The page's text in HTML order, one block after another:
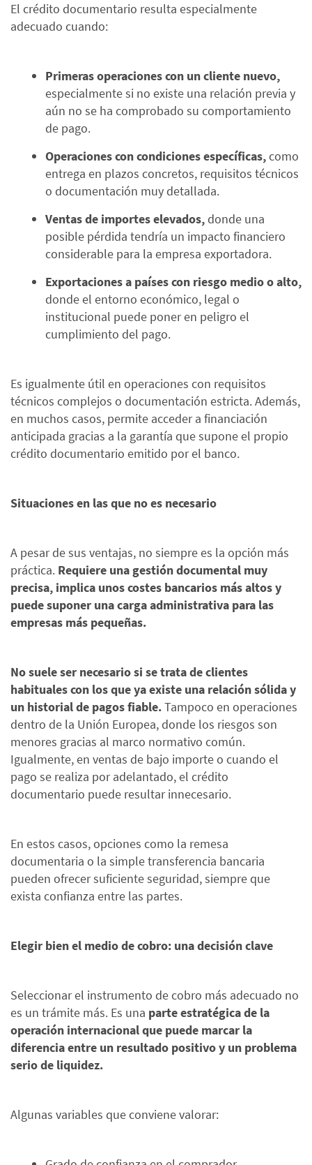
El crédito documentario resulta especialmente
adecuado cuando:
Primeras operaciones con un cliente nuevo,
especialmente si no existe una relación previa y
aún no se ha comprobado su comportamiento
de pago.
Operaciones con condiciones específicas,como
entrega en plazos concretos, requisitos técnicos
o documentación muy detallada.
Ventas de importes elevados,donde una
posible pérdida tendría un impacto financiero
considerable para la empresa exportadora.
Exportaciones a países con riesgo medio o alto,
donde el entorno económico, legal o
institucional puede poner en peligro el
cumplimiento del pago.
Es igualmente útil en operaciones con requisitos
técnicos complejos o documentación estricta. Además,
en muchos casos, permite acceder a financiación
anticipada gracias a la garantía que supone el propio
crédito documentario emitido por el banco.
Situaciones en las que no es necesario
A pesar de sus ventajas, no siempre es la opción más
práctica. Requiere una gestión documental muy
precisa, implica unos costes bancarios más altos y
puede suponer una carga administrativa para las
empresas más pequeñas.
No suele ser necesario si se trata de clientes
habituales con los que ya existe una relación sólida y
un historial de pagos fiable.Tampoco en operaciones
dentro de la Unión Europea, donde los riesgos son
menores gracias al marco normativo común.
Igualmente, en ventas de bajo importe o cuando el
pago se realiza por adelantado, el crédito
documentario puede resultar innecesario.
En estos casos, opciones como la remesa
documentaria o la simple transferencia bancaria
pueden ofrecer suficiente seguridad, siempre que
exista confianza entre las partes.
Elegir bien el medio de cobro: una decisión clave
Seleccionar el instrumento de cobro más adecuado no
es un trámite más. Es una parte estratégica de la
operación internacional que puede marcar la
diferencia entre un resultado positivo y un problema
serio de liquidez.
Algunas variables que conviene valorar: